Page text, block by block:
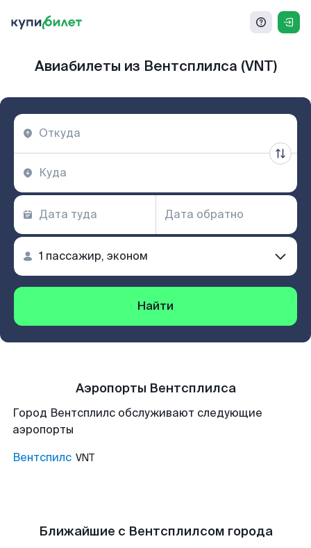
Авиабилеты из Вентсплилса (VNT)
Найти
Аэропорты Вентсплилса
Город Вентсплилс обслуживают следующие
аэропорты
Вентспилс VNT
Ближайшие с Вентсплилсом города